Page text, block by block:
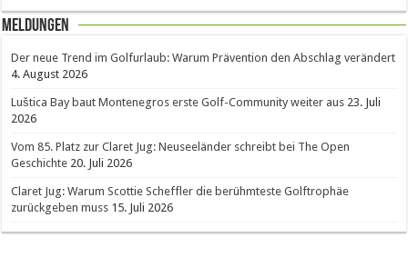
Meldungen
Der neue Trend im Golfurlaub: Warum Prävention den Abschlag verändert
4. August 2026
Luštica Bay baut Montenegros erste Golf-Community weiter aus 23. Juli
2026
Vom 85. Platz zur Claret Jug: Neuseeländer schreibt bei The Open
Geschichte 20. Juli 2026
Claret Jug: Warum Scottie Scheffler die berühmteste Golftrophäe
zurückgeben muss 15. Juli 2026